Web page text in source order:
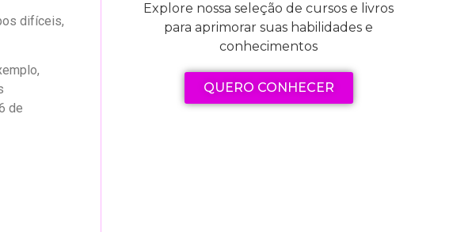
difíceis,
de
Explore nossa seleção de cursos e livros
para aprimorar suas habilidades e
conhecimentos
QUERO CONHECER